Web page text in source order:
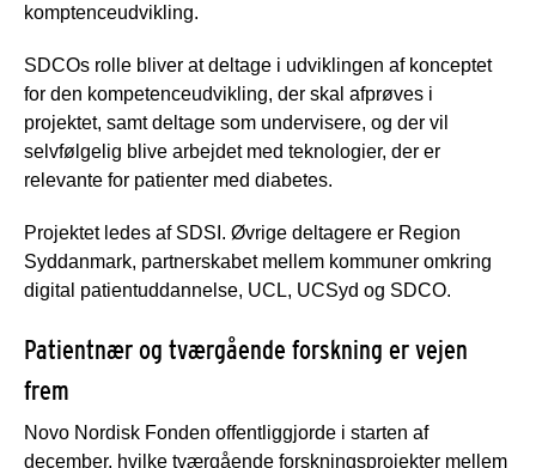
komptenceudvikling.
SDCOs rolle bliver at deltage i udviklingen af konceptet
for den kompetenceudvikling, der skal afprøves i
projektet, samt deltage som undervisere, og der vil
selvfølgelig blive arbejdet med teknologier, der er
relevante for patienter med diabetes.
Projektet ledes af SDSI. Øvrige deltagere er Region
Syddanmark, partnerskabet mellem kommuner omkring
digital patientuddannelse, UCL, UCSyd og SDCO.
Patientnær og tværgående forskning er vejen
frem
Novo Nordisk Fonden offentliggjorde i starten af
december, hvilke tværgående forskningsprojekter mellem